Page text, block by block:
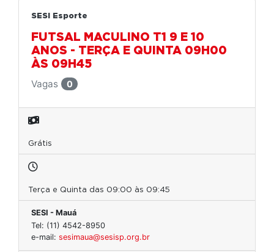
SESI Esporte
FUTSAL MACULINO T1 9 E 10
ANOS - TERÇA E QUINTA 09H00
ÀS 09H45
Vagas
0
Grátis
Terça e Quinta das 09:00 às 09:45
SESI - Mauá
Tel: (11) 4542-8950
e-mail: sesimaua@sesisp.org.br